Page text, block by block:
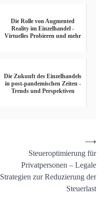
Die Rolle von Augmented
Reality im Einzelhandel -
Virtuelles Probieren und mehr
Die Zukunft des Einzelhandels
in post-pandemischen Zeiten -
Trends und Perspektiven
Steueroptimierung für
Privatpersonen – Legale
Strategien zur Reduzierung der
Steuerlast
⟶